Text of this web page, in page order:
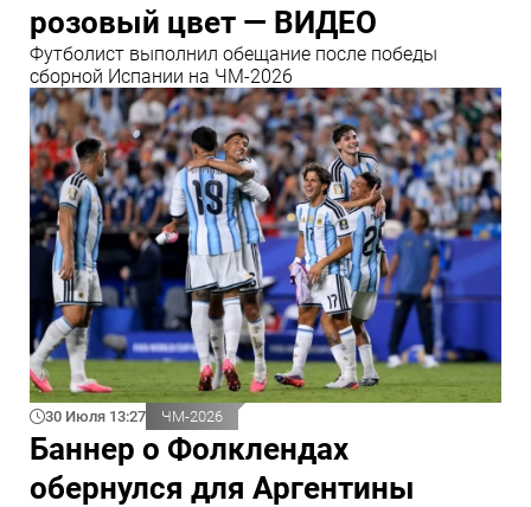
розовый цвет — ВИДЕО
Футболист выполнил обещание после победы
сборной Испании на ЧМ-2026
30 Июля 13:27 ЧМ-2026
Баннер о Фолклендах
обернулся для Аргентины